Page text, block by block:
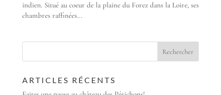
indien. Situé au coeur de la plaine du Forez dans la Loire, ses
chambres raffinées...
ARTICLES RÉCENTS